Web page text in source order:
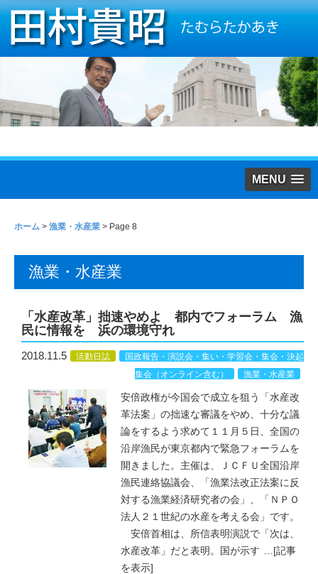
MENU
ホーム > 漁業・水産業 > Page 8
漁業・水産業
「水産改革」拙速やめよ 都内でフォーラム 漁
民に情報を 浜の環境守れ
2018.11.5 活動日誌
国政報告・演説会・集い・学習会・集会・決起
集会（オンライン含む）
漁業・水産業
安倍政権が今国会で成立を狙う「水産改
革法案」の拙速な審議をやめ、十分な議
論をするよう求めて１１月５日、全国の
沿岸漁民が東京都内で緊急フォーラムを
開きました。主催は、ＪＣＦＵ全国沿岸
漁民連絡協議会、「漁業法改正法案に反
対する漁業経済研究者の会」、「ＮＰＯ
法人２１世紀の水産を考える会」です。
安倍首相は、所信表明演説で「次は、
水産改革」だと表明。国が示す … [記事
を表示]